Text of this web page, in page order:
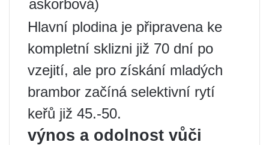
askorbová)
Hlavní plodina je připravena ke
kompletní sklizni již 70 dní po
vzejití, ale pro získání mladých
brambor začíná selektivní rytí
keřů již 45.-50.
výnos a odolnost vůči